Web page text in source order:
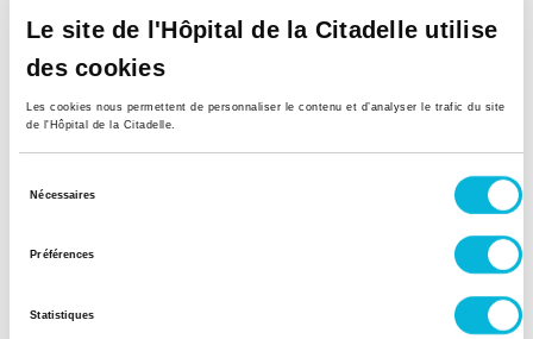
Le site de l'Hôpital de la Citadelle utilise
des cookies
Les cookies nous permettent de personnaliser le contenu et d’analyser le trafic du site
de l'Hôpital de la Citadelle.
Nécessaires
Préférences
Statistiques
Soutenez notre Fondation
Votre don à la Fondation permet de
directement le bien-être des patients et